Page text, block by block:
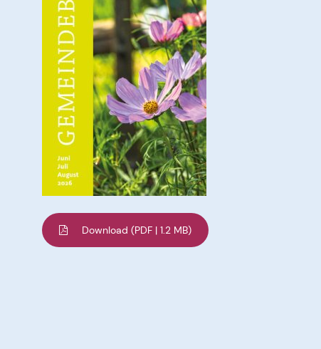
Download (PDF | 1.2 MB)